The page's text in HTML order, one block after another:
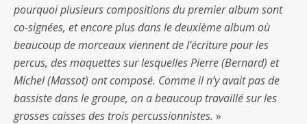
pourquoi plusieurs compositions du premier album sont
co-signées, et encore plus dans le deuxième album où
beaucoup de morceaux viennent de l’écriture pour les
percus, des maquettes sur lesquelles Pierre (Bernard) et
Michel (Massot) ont composé. Comme il n’y avait pas de
bassiste dans le groupe, on a beaucoup travaillé sur les
grosses caisses des trois percussionnistes. »